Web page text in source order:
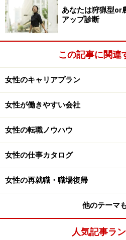
与えます。ただし、本当に
す」、「大丈夫です」などと答
始めてから「やっぱりだめです
う事態は、双方にとって残念
残業は可能ですか？ど
採用する側も、小さな子ども
心に思いながら聞いています
える人の方が有利なのですが
かかわらず、どのように答え
す。
日によりますが、週に２日ぐ
あなたは狩猟型or
アップ診断
この記事に関連
女性のキャリアプラン
女性が働きやすい会社
女性の転職ノウハウ
女性の仕事カタログ
女性の再就職・職場復帰
他のテーマ
人気記事ラ